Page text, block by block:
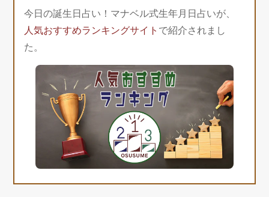
今日の誕生日占い！マナベル式生年月日占いが、
人気おすすめランキングサイト で紹介されまし
た。